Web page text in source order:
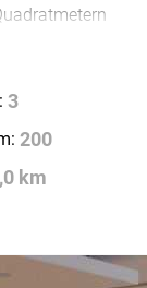
Anlage
So können
als auch
erste Regel
„Lage,
3
200
km